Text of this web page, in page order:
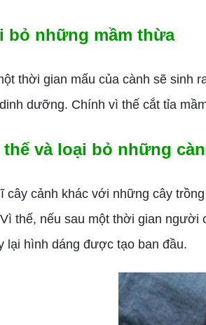
bỏ những mầm thừa
thời gian mấu của cành sẽ sinh
dưỡng. Chính vì thế cắt tỉa
thế và loại bỏ những
cảnh khác với những cây trồng
thế, nếu sau một thời gian người
lại hình dáng được tạo ban đầu.